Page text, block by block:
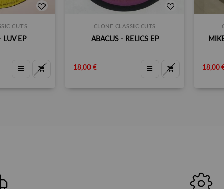
CUTS
EP
CLONE CLASSIC CUTS
ABACUS - RELICS EP
18,00 € 18,00